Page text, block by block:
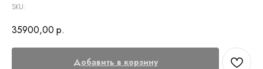
SKU:
35900,00 р.
Добавить в корзину